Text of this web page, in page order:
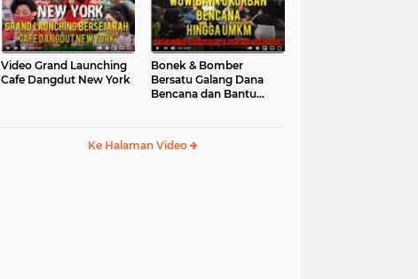
Video Grand Launching
Cafe Dangdut New York
Bonek & Bomber
Bersatu Galang Dana
Bencana dan Bantu
Ke Halaman Video